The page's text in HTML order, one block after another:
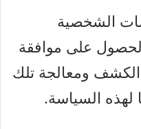
الشخصية
على موافقة
ومعالجة تلك
لهذه السياسة.